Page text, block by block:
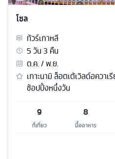
โซล
ทัวร์เกาหลี
5วัน3 คืน
ต.ค. / พ.ย.
เกาะนามิ ล็อตเต้เวิลด์อควา
ช้อปปิ้งหนึ่งวัน
9
ที่เที่ยว
8
มื้ออาหาร